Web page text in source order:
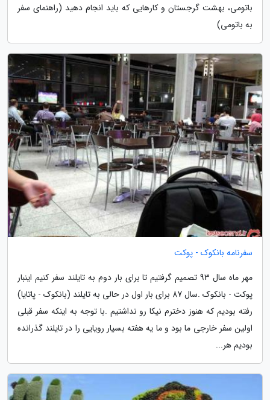
باتومی، بهشت گرجستان و کارهایی که باید انجام دهید (راهنمای سفر
به باتومی)
سفرنامه بانکوک - پوکت
مهر ماه سال 93 تصمیم گرفتیم تا برای بار دوم به تایلند سفر کنیم اینبار
پوکت - بانکوک .سال 87 برای بار اول در حالی به تایلند (بانکوک - پاتایا)
رفته بودیم که هنوز دخترم نیکا رو نداشتیم .با توجه به اینکه سفر قبلی
اولین سفر خارجی ما بود و ما یه هفته بسیار رویایی را در تایلند گذرانده
بودیم هر...